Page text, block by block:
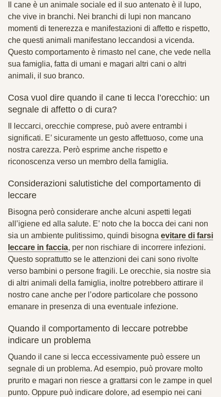
Il cane è un animale sociale ed il suo antenato è il lupo,
che vive in branchi. Nei branchi di lupi non mancano
momenti di tenerezza e manifestazioni di affetto e rispetto,
che questi animali manifestano leccandosi a vicenda.
Questo comportamento è rimasto nel cane, che vede nella
sua famiglia, fatta di umani e magari altri cani o altri
animali, il suo branco.
Cosa vuol dire quando il cane ti lecca l’orecchio: un
segnale di affetto o di cura?
Il leccarci, orecchie comprese, può avere entrambi i
significati. E’ sicuramente un gesto affettuoso, come una
nostra carezza. Però esprime anche rispetto e
riconoscenza verso un membro della famiglia.
Considerazioni salutistiche del comportamento di
leccare
Bisogna però considerare anche alcuni aspetti legati
all’igiene ed alla salute. E’ noto che la bocca dei cani non
sia un ambiente pulitissimo, quindi bisogna evitare di farsi
leccare in faccia, per non rischiare di incorrere infezioni.
Questo soprattutto se le attenzioni dei cani sono rivolte
verso bambini o persone fragili. Le orecchie, sia nostre sia
di altri animali della famiglia, inoltre potrebbero attirare il
nostro cane anche per l’odore particolare che possono
emanare in presenza di una eventuale infezione.
Quando il comportamento di leccare potrebbe
indicare un problema
Quando il cane si lecca eccessivamente può essere un
segnale di un problema. Ad esempio, può provare molto
prurito e magari non riesce a grattarsi con le zampe in quel
punto. Oppure può indicare dolore, ad esempio nei cani